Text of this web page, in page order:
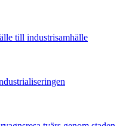
till industrisamhälle